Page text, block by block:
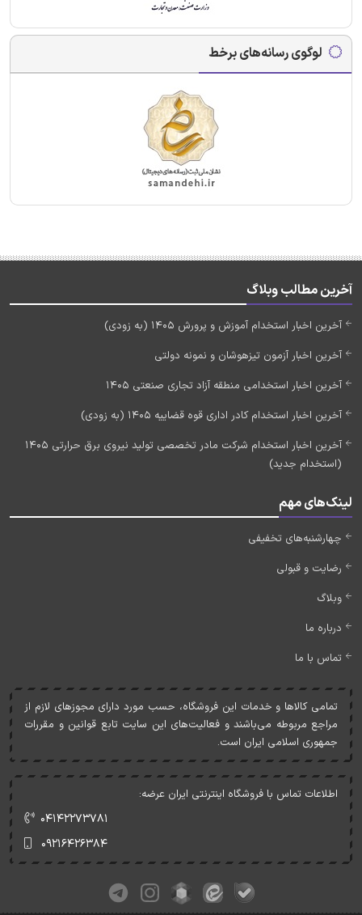
لوگوی رسانه‌های برخط
آخرین مطالب وبلاگ
آخرین اخبار استخدام آموزش و پرورش 1405 (به زودی)
آخرین اخبار آزمون تیزهوشان و نمونه دولتی
آخرین اخبار استخدامی منطقه آزاد تجاری صنعتی 1405
آخرین اخبار استخدام کادر اداری قوه قضاییه 1405 (به زودی)
آخرین اخبار استخدام شرکت مادر تخصصی تولید نیروی برق حرارتی 1405
(استخدام جدید)
لینک‌های مهم
چهارشنبه‌های تخفیفی
رضایت و قبولی
وبلاگ
درباره ما
تماس با ما
تمامی کالاها و خدمات اين فروشگاه، حسب مورد دارای مجوزهای لازم از
مراجع مربوطه می‌باشند و فعاليت‌های اين سايت تابع قوانين و مقررات
جمهوری اسلامی ايران است.
اطلاعات تماس با فروشگاه اینترنتی ایران عرضه:
۰۴۱۴۲۲۷۳۷۸۱
۰۹۲۱۶۴۲۶۳۸۴